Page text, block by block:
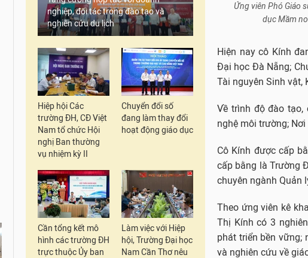
nghiệp, đối tác trong đào tạo và
nghiên cứu du lịch
Hiệp hội Các
trường ĐH, CĐ Việt
Nam tổ chức Hội
nghị Ban thường
vụ nhiệm kỳ II
Chuyển đổi số
đang làm thay đổi
hoạt động giáo dục
Cần tổng kết mô
hình các trường ĐH
trực thuộc Ủy ban
Làm việc với Hiệp
hội, Trường Đại học
Nam Cần Thơ nêu
nghệ môi trường;
cấp bằng là Trường
chuyên ngành Quản
Thị Kính có 3
phát triển bền vững;
Tiến sĩ Kiều Thị
hoàn thành 6 đề tài
Trường.
Nữ Tiến sĩ đã công
có uy tín; Xuất bản